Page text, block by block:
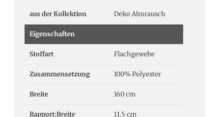
aus der Kollektion Deko Almrausch
Eigenschaften
Stoffart Flachgewebe
Zusammensetzung 100% Polyester
Breite 160 cm
Rapport:Breite 11.5 cm